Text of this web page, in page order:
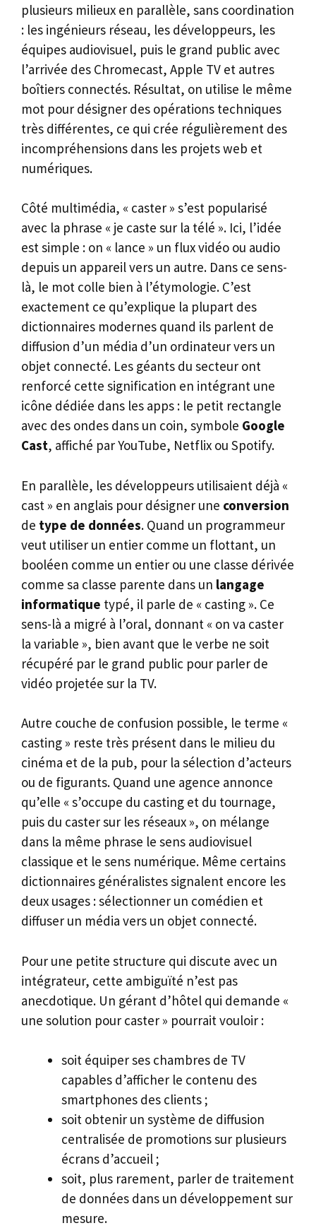
plusieurs milieux en parallèle, sans coordination
: les ingénieurs réseau, les développeurs, les
équipes audiovisuel, puis le grand public avec
l’arrivée des Chromecast, Apple TV et autres
boîtiers connectés. Résultat, on utilise le même
mot pour désigner des opérations techniques
très différentes, ce qui crée régulièrement des
incompréhensions dans les projets web et
numériques.
Côté multimédia, « caster » s’est popularisé
avec la phrase « je caste sur la télé ». Ici, l’idée
est simple : on « lance » un flux vidéo ou audio
depuis un appareil vers un autre. Dans ce sens-
là, le mot colle bien à l’étymologie. C’est
exactement ce qu’explique la plupart des
dictionnaires modernes quand ils parlent de
diffusion d’un média d’un ordinateur vers un
objet connecté. Les géants du secteur ont
renforcé cette signification en intégrant une
icône dédiée dans les apps : le petit rectangle
avec des ondes dans un coin, symbole Google
Cast, affiché par YouTube, Netflix ou Spotify.
En parallèle, les développeurs utilisaient déjà «
cast » en anglais pour désigner une conversion
de type de données. Quand un programmeur
veut utiliser un entier comme un flottant, un
booléen comme un entier ou une classe dérivée
comme sa classe parente dans un langage
informatique typé, il parle de « casting ». Ce
sens-là a migré à l’oral, donnant « on va caster
la variable », bien avant que le verbe ne soit
récupéré par le grand public pour parler de
vidéo projetée sur la TV.
Autre couche de confusion possible, le terme «
casting » reste très présent dans le milieu du
cinéma et de la pub, pour la sélection d’acteurs
ou de figurants. Quand une agence annonce
qu’elle « s’occupe du casting et du tournage,
puis du caster sur les réseaux », on mélange
dans la même phrase le sens audiovisuel
classique et le sens numérique. Même certains
dictionnaires généralistes signalent encore les
deux usages : sélectionner un comédien et
diffuser un média vers un objet connecté.
Pour une petite structure qui discute avec un
intégrateur, cette ambiguïté n’est pas
anecdotique. Un gérant d’hôtel qui demande «
une solution pour caster » pourrait vouloir :
soit équiper ses chambres de TV
capables d’afficher le contenu des
smartphones des clients ;
soit obtenir un système de diffusion
centralisée de promotions sur plusieurs
écrans d’accueil ;
soit, plus rarement, parler de traitement
de données dans un développement sur
mesure.